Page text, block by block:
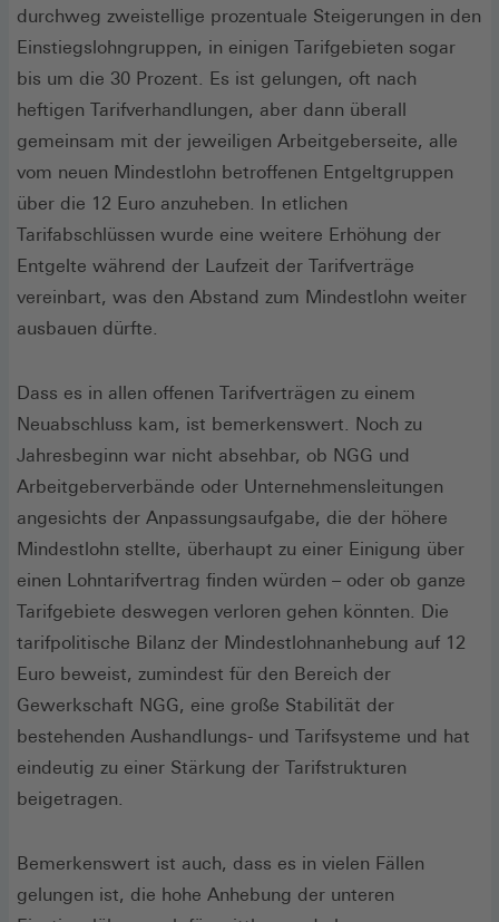
durchweg zweistellige prozentuale Steigerungen in den
Einstiegslohngruppen, in einigen Tarifgebieten sogar
bis um die 30 Prozent. Es ist gelungen, oft nach
heftigen Tarifverhandlungen, aber dann überall
gemeinsam mit der jeweiligen Arbeitgeberseite, alle
vom neuen Mindestlohn betroffenen Entgeltgruppen
über die 12 Euro anzuheben. In etlichen
Tarifabschlüssen wurde eine weitere Erhöhung der
Entgelte während der Laufzeit der Tarifverträge
vereinbart, was den Abstand zum Mindestlohn weiter
ausbauen dürfte.
Dass es in allen offenen Tarifverträgen zu einem
Neuabschluss kam, ist bemerkenswert. Noch zu
Jahresbeginn war nicht absehbar, ob NGG und
Arbeitgeberverbände oder Unternehmensleitungen
angesichts der Anpassungsaufgabe, die der höhere
Mindestlohn stellte, überhaupt zu einer Einigung über
einen Lohntarifvertrag finden würden – oder ob ganze
Tarifgebiete deswegen verloren gehen könnten. Die
tarifpolitische Bilanz der Mindestlohnanhebung auf 12
Euro beweist, zumindest für den Bereich der
Gewerkschaft NGG, eine große Stabilität der
bestehenden Aushandlungs- und Tarifsysteme und hat
eindeutig zu einer Stärkung der Tarifstrukturen
beigetragen.
Bemerkenswert ist auch, dass es in vielen Fällen
gelungen ist, die hohe Anhebung der unteren